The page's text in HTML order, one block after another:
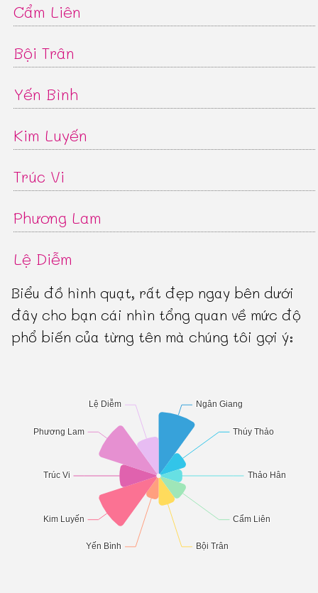
Cẩm Liên
Bội Trân
Yến Bình
Kim Luyến
Trúc Vi
Phương Lam
Lệ Diễm
Biểu đồ hình quạt, rất đẹp ngay bên dưới
đây cho bạn cái nhìn tổng quan về mức độ
phổ biến của từng tên mà chúng tôi gợi ý: